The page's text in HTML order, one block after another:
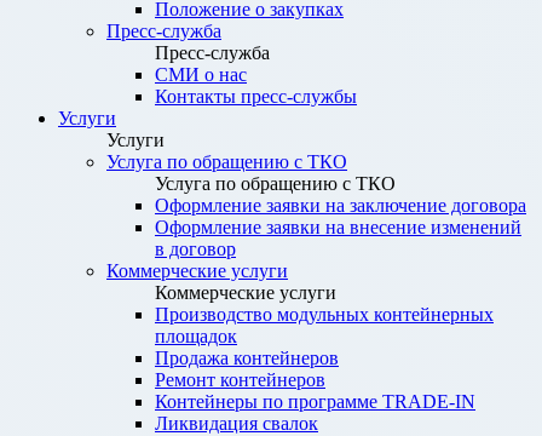
Положение о закупках
Пресс-служба
Пресс-служба
СМИ о нас
Контакты пресс-службы
Услуги
Услуги
Услуга по обращению с ТКО
Услуга по обращению с ТКО
Оформление заявки на заключение договора
Оформление заявки на внесение изменений
в договор
Коммерческие услуги
Коммерческие услуги
Производство модульных контейнерных
площадок
Продажа контейнеров
Ремонт контейнеров
Контейнеры по программе TRADE-IN
Ликвидация свалок